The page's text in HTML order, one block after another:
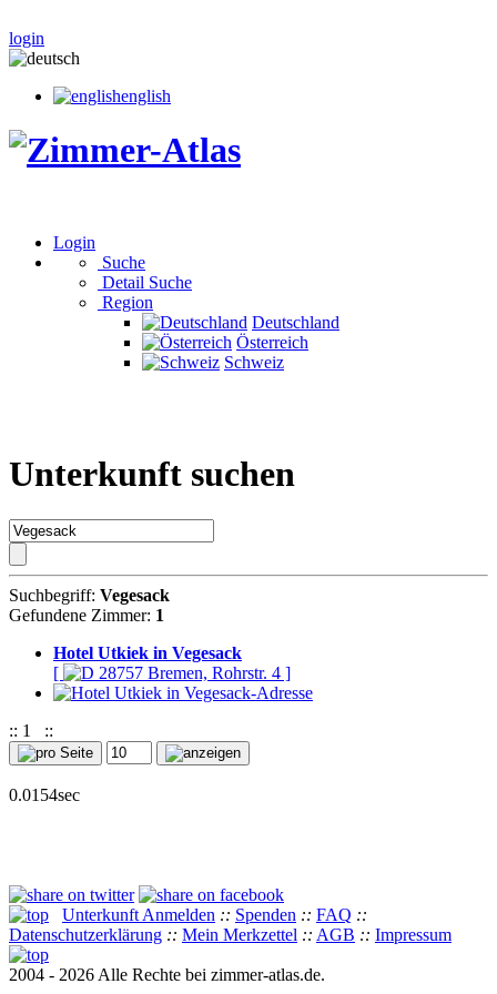
login
english
Login
Suche
Detail Suche
Region
Deutschland
Österreich
Schweiz
Unterkunft suchen
Suchbegriff: Vegesack
Gefundene Zimmer: 1
Hotel Utkiek in Vegesack
[
28757 Bremen, Rohrstr. 4 ]
:: 1 ::
0.0154sec
Unterkunft Anmelden :: Spenden :: FAQ ::
Datenschutzerklärung :: Mein Merkzettel :: AGB :: Impressum
2004 - 2026 Alle Rechte bei zimmer-atlas.de.